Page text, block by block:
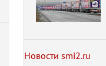
Новости smi2.ru